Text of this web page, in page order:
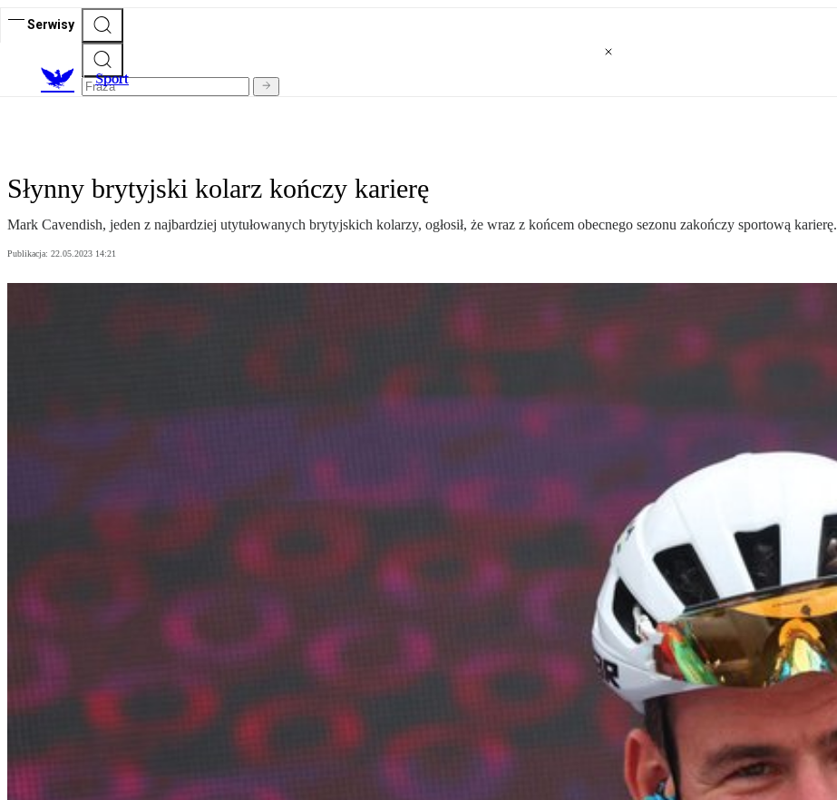
Serwisy
Sport
Słynny brytyjski kolarz kończy karierę
Mark Cavendish, jeden z najbardziej utytułowanych brytyjskich kolarzy, ogłosił, że wraz z końcem obecnego sezonu zakończy sportową karierę.
Publikacja: 22.05.2023 14:21